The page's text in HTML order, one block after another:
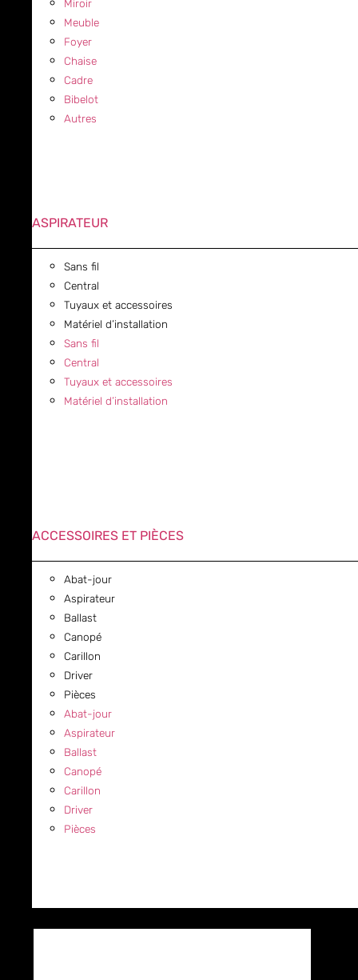
Miroir
Meuble
Foyer
Chaise
Cadre
Bibelot
Autres
ASPIRATEUR
Sans fil
Central
Tuyaux et accessoires
Matériel d’installation
Sans fil
Central
Tuyaux et accessoires
Matériel d’installation
ACCESSOIRES ET PIÈCES
Abat-jour
Aspirateur
Ballast
Canopé
Carillon
Driver
Pièces
Abat-jour
Aspirateur
Ballast
Canopé
Carillon
Driver
Pièces